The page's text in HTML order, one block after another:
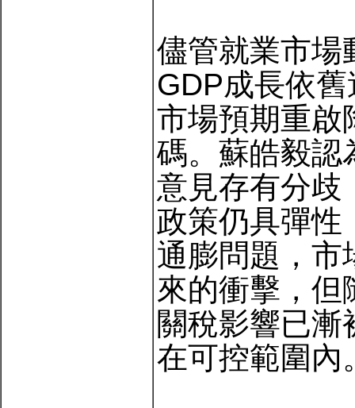
儘管就業市場
GDP成長依
市場預期重啟
碼。蘇皓毅認
意見存有分歧
政策仍具彈性
通膨問題，市
來的衝擊，但
關稅影響已
在可控範圍內